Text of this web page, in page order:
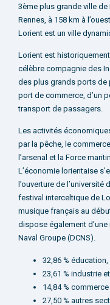
3ème plus grande ville
Rennes, à 158 km à
Lorient est un ville
Lorient est
célèbre compagnie des
des plus grands ports de
port de commerce, d’un
transport de passagers.
Les activités
par la pêche, le
l’arsenal et la Force
L’économie lorientaise
l’ouverture de
festival interceltique de
musique français au
dispose également
Naval Groupe (DCNS).
32,86 %
23,61 % industrie
14,84 % commerce
27,50 % autres